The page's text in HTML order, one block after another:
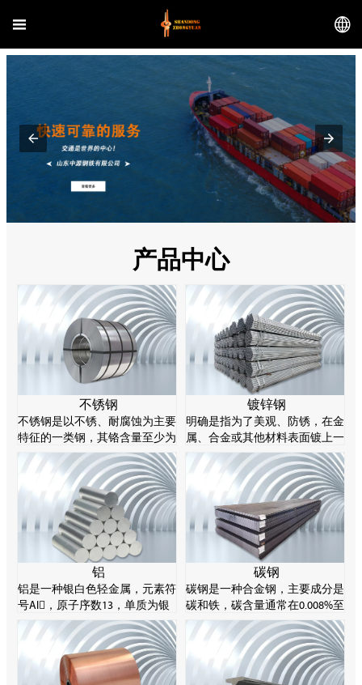
 
产品中心
不锈钢
不锈钢是以不锈、耐腐蚀为主要
特征的一类钢，其铬含量至少为
10.5%，碳含量不超过1.2%。不
锈钢的耐腐蚀性源于其化学成分
的特性，特别是铬元素能在钢表
面形成一层薄薄的氧化物，阻止
进一步腐蚀。
镀锌钢
明确是指为了美观、防锈，在金
属、合金或其他材料表面镀上一
层锌的表面处理技术，主要采用
热谈判方法。锌易溶解酸和碱，
所以被称为两性金属。
铝
铝是一种银白色轻金属，元素符
号Al，原子序数13，单质为银
白色轻金属，有延展性，产品通
常制成棒、片、箔、粉、带、丝
等。
碳钢
碳钢是一种合金钢，主要成分是
碳和铁，碳含量通常在0.008%至
2.11%之间。碳钢可以通过控制
其碳含量来实现不同的强度等
级。碳钢由于材料成本低、塑性
好，在工业制造领域非常常见。